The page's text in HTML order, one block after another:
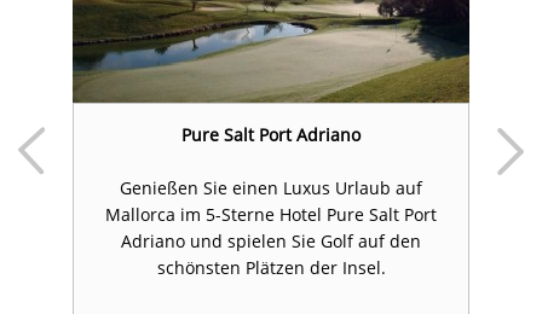
Pure Salt Port Adriano
Genießen Sie einen Luxus Urlaub auf
Mallorca im 5-Sterne Hotel Pure Salt Port
Adriano und spielen Sie Golf auf den
schönsten Plätzen der Insel.